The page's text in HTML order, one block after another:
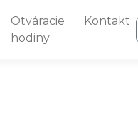
Otváracie
hodiny
Kontakt